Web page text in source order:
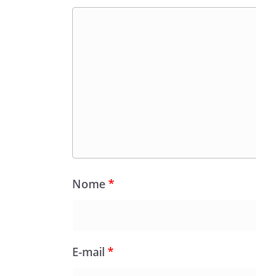
Nome*
E-mail*